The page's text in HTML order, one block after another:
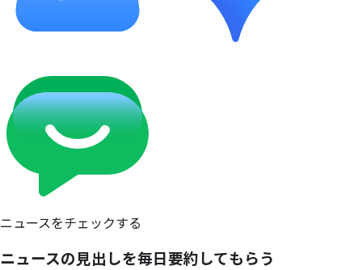
ニュースをチェックする
ニュースの見出しを毎日 要約してもらう